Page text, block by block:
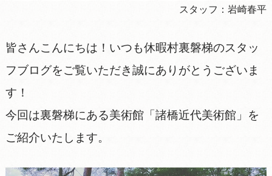
スタッフ：岩崎春平
皆さんこんにちは！いつも休暇村裏磐梯のスタッ
フブログをご覧いただき誠にありがとうございま
す！
今回は裏磐梯にある美術館「諸橋近代美術館」を
ご紹介いたします。